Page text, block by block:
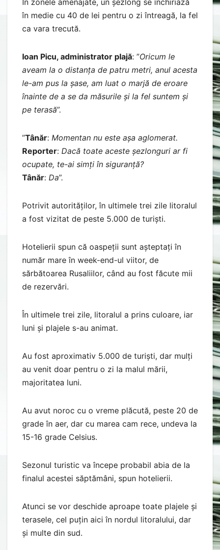
în medie cu 40 de lei pentru o zi întreagă, la fel
ca vara trecută.
Ioan Picu, administrator plajă: ”Oricum le
aveam la o distanța de patru metri, anul acesta
le-am pus la șase, am luat o marjă de eroare
înainte de a se da măsurile și la fel suntem și
pe terasă”.
”Tânăr: Momentan nu este așa aglomerat.
Reporter: Dacă toate aceste șezlonguri ar fi
ocupate, te-ai simți în siguranță?
Tânăr: Da”.
Potrivit autorităților, în ultimele trei zile litoralul
a fost vizitat de peste 5.000 de turiști.
Hotelierii spun că oaspeții sunt așteptați în
număr mare în week-end-ul viitor, de
sărbătoarea Rusaliilor, când au fost făcute mii
de rezervări.
În ultimele trei zile, litoralul a prins culoare, iar
luni și plajele s-au animat.
Au fost aproximativ 5.000 de turiști, dar mulți
au venit doar pentru o zi la malul mării,
majoritatea luni.
Au avut noroc cu o vreme plăcută, peste 20 de
grade în aer, dar cu marea cam rece, undeva la
15-16 grade Celsius.
Sezonul turistic va începe probabil abia de la
finalul acestei săptămâni, spun hotelierii.
Atunci se vor deschide aproape toate plajele și
terasele, cel puțin aici în nordul litoralului, dar
și multe din sud.